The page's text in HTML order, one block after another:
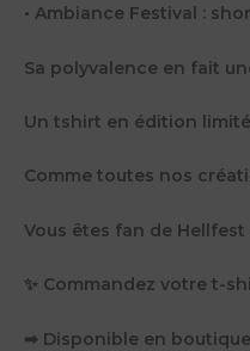
• Ambiance Festival :
Sa polyvalence en fait
Un tshirt en édition
Comme toutes nos
Vous êtes fan de
✨ Commandez votre t-
➡ Disponible en